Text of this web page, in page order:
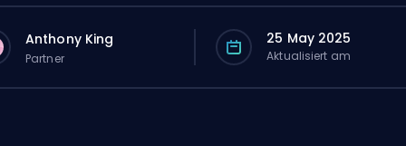
Anthony King
Partner
25 May 2025
Aktualisiert am